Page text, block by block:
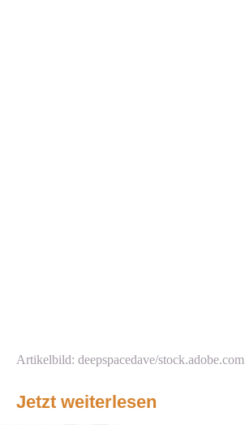
Artikelbild: deepspacedave/stock.adobe.com
Jetzt weiterlesen